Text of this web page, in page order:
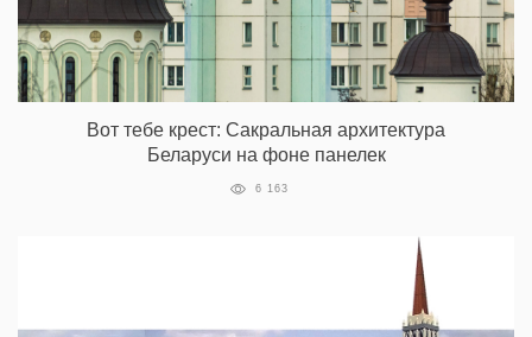
Вот тебе крест: Сакральная архитектура
Беларуси на фоне панелек
6 163